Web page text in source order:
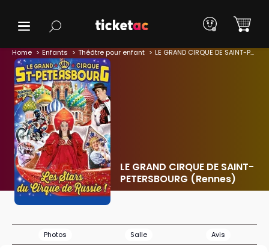
Home Enfants Théâtre pour enfant LE GRAND CIRQUE DE SAINT-PETERSBOURG (Rennes)
LE GRAND CIRQUE DE SAINT-
PETERSBOURG (Rennes)
Photos Salle Avis